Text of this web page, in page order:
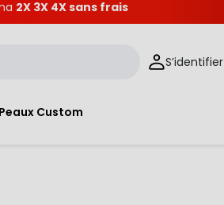
2X 3X 4X sans frais
S’identifier
Peaux Custom